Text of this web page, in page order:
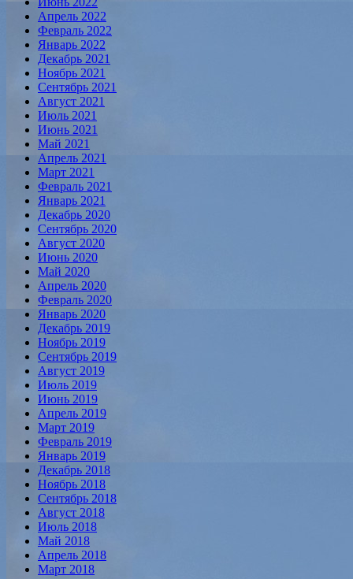
Апрель 2022
Февраль 2022
Январь 2022
Декабрь 2021
Ноябрь 2021
Сентябрь 2021
Август 2021
Июль 2021
Июнь 2021
Май 2021
Апрель 2021
Март 2021
Февраль 2021
Январь 2021
Декабрь 2020
Сентябрь 2020
Август 2020
Июнь 2020
Май 2020
Апрель 2020
Февраль 2020
Январь 2020
Декабрь 2019
Ноябрь 2019
Сентябрь 2019
Август 2019
Июль 2019
Июнь 2019
Апрель 2019
Март 2019
Февраль 2019
Январь 2019
Декабрь 2018
Ноябрь 2018
Сентябрь 2018
Август 2018
Июль 2018
Май 2018
Апрель 2018
Март 2018